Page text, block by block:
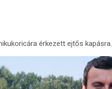
érkezett ejtős kapásra.